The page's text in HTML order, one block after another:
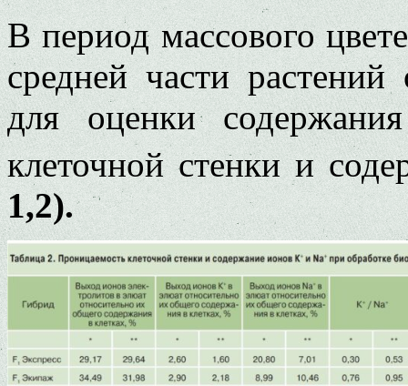
В период массового
средней части
для оценки
клеточной стенки и
1,2).